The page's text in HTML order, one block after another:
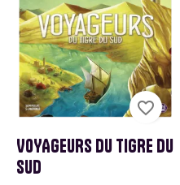
VOYAGEURS DU TIGRE DU
SUD
favorite_border